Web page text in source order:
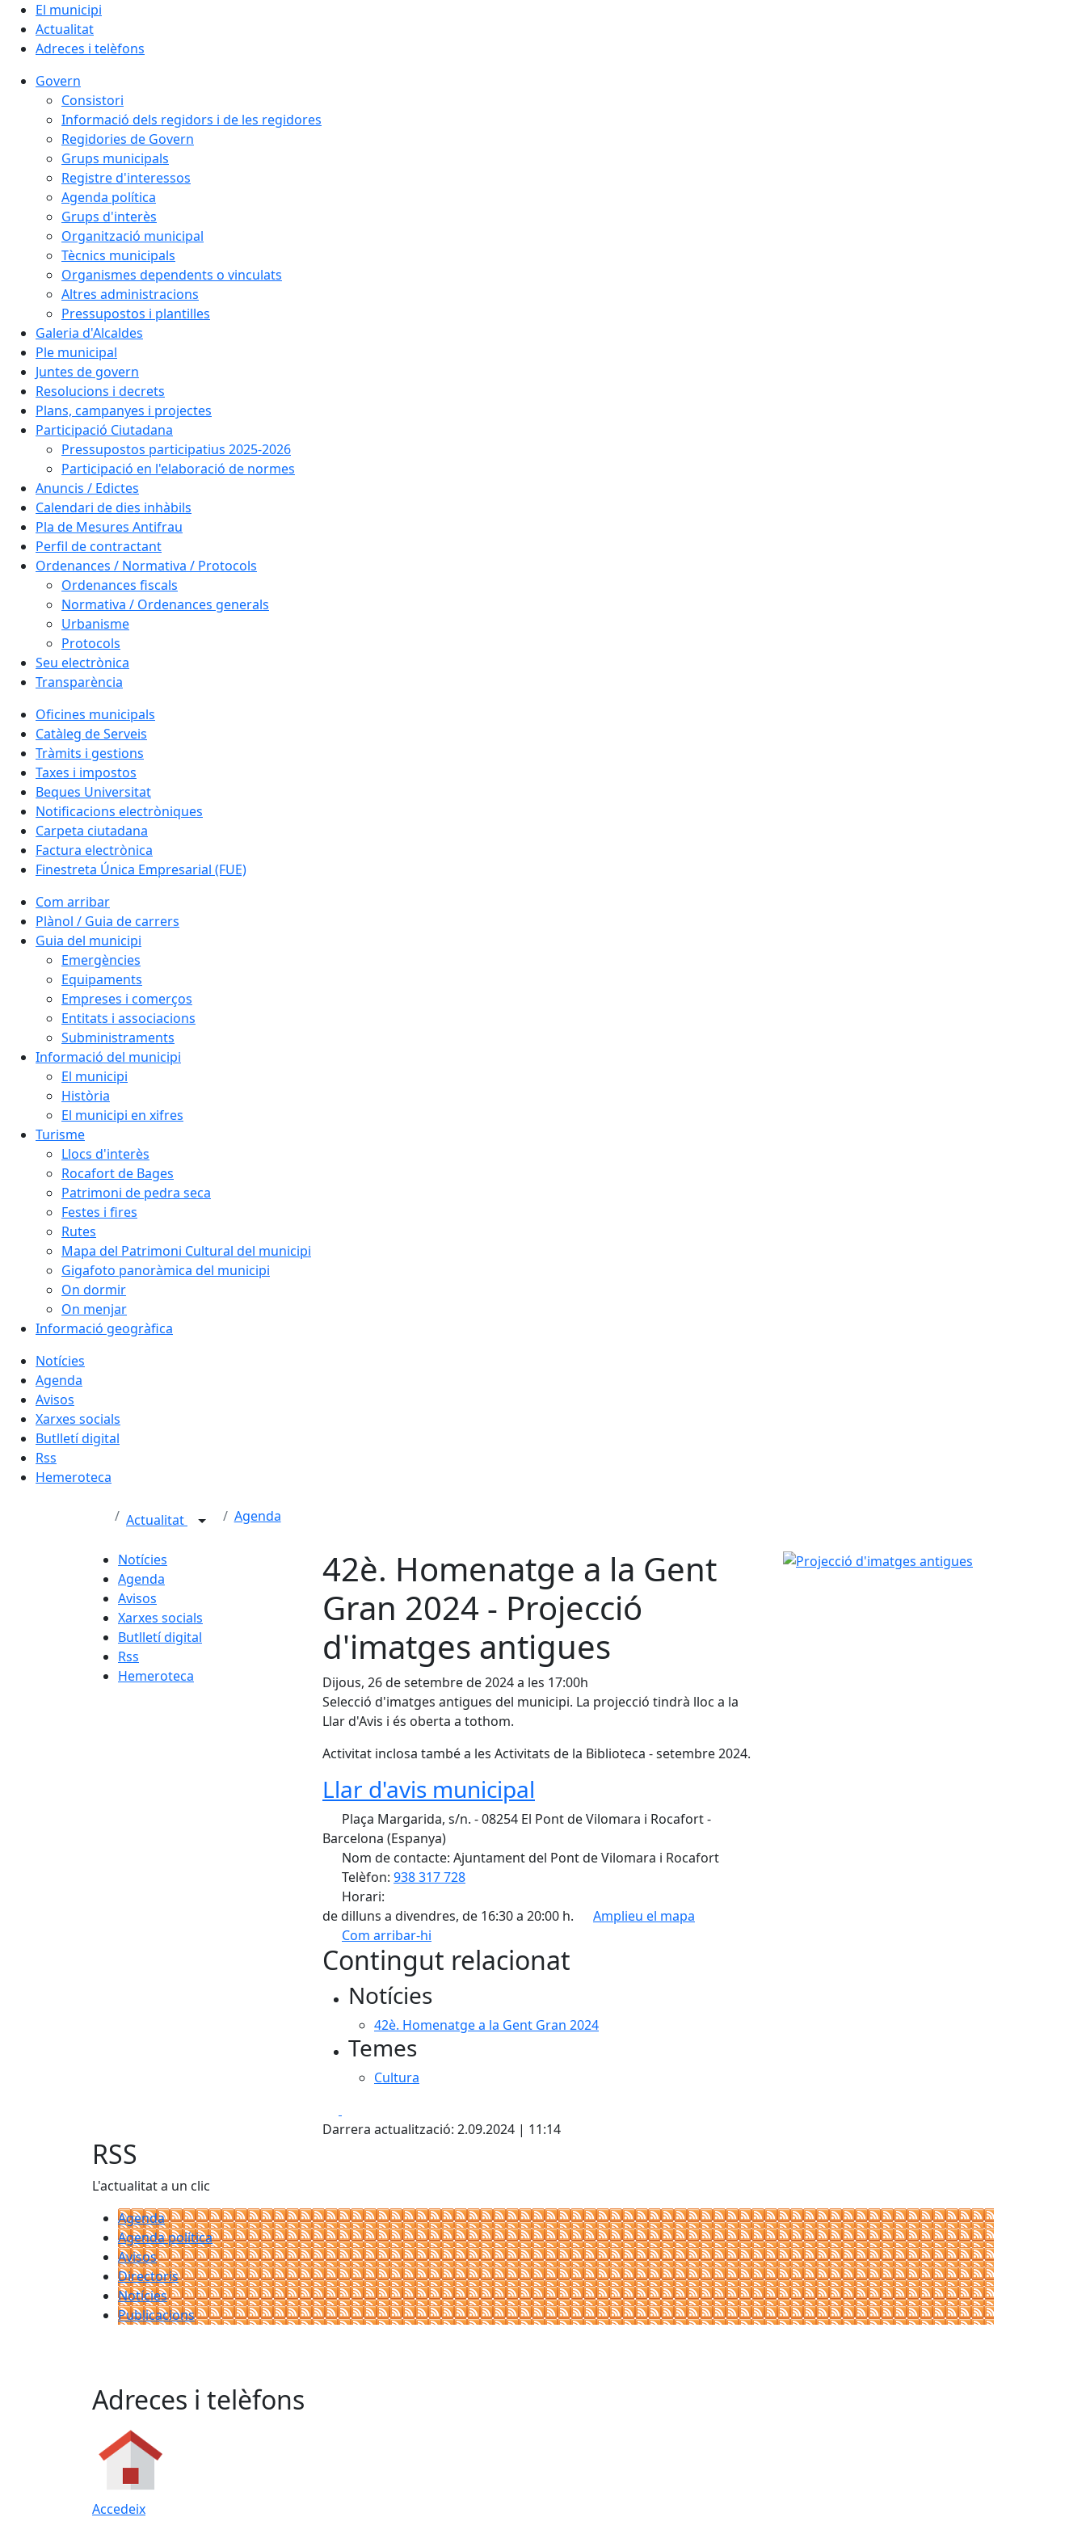
El municipi
Actualitat
Adreces i telèfons
Govern
Consistori
Informació dels regidors i de les regidores
Regidories de Govern
Grups municipals
Registre d'interessos
Agenda política
Grups d'interès
Organització municipal
Tècnics municipals
Organismes dependents o vinculats
Altres administracions
Pressupostos i plantilles
Galeria d'Alcaldes
Ple municipal
Juntes de govern
Resolucions i decrets
Plans, campanyes i projectes
Participació Ciutadana
Pressupostos participatius 2025-2026
Participació en l'elaboració de normes
Anuncis / Edictes
Calendari de dies inhàbils
Pla de Mesures Antifrau
Perfil de contractant
Ordenances / Normativa / Protocols
Ordenances fiscals
Normativa / Ordenances generals
Urbanisme
Protocols
Seu electrònica
Transparència
Oficines municipals
Catàleg de Serveis
Tràmits i gestions
Taxes i impostos
Beques Universitat
Notificacions electròniques
Carpeta ciutadana
Factura electrònica
Finestreta Única Empresarial (FUE)
Com arribar
Plànol / Guia de carrers
Guia del municipi
Emergències
Equipaments
Empreses i comerços
Entitats i associacions
Subministraments
Informació del municipi
El municipi
Història
El municipi en xifres
Turisme
Llocs d'interès
Rocafort de Bages
Patrimoni de pedra seca
Festes i fires
Rutes
Mapa del Patrimoni Cultural del municipi
Gigafoto panoràmica del municipi
On dormir
On menjar
Informació geogràfica
Notícies
Agenda
Avisos
Xarxes socials
Butlletí digital
Rss
Hemeroteca
Actualitat Agenda
Notícies
Agenda
Avisos
Xarxes socials
Butlletí digital
Rss
Hemeroteca
42è. Homenatge a la Gent
Gran 2024 - Projecció
d'imatges antigues
Dijous, 26 de setembre de 2024 a les 17:00h
Selecció d'imatges antigues del municipi. La projecció tindrà lloc a la
Llar d'Avis i és oberta a tothom.
Activitat inclosa també a les Activitats de la Biblioteca - setembre 2024.
Llar d'avis municipal
Plaça Margarida, s/n. - 08254 El Pont de Vilomara i Rocafort -
Barcelona (Espanya)
Nom de contacte: Ajuntament del Pont de Vilomara i Rocafort
Telèfon: 938 317 728
Horari:
de dilluns a divendres, de 16:30 a 20:00 h.
Amplieu el mapa
Com arribar-hi
+
Contingut relacionat
Notícies
42è. Homenatge a la Gent Gran 2024
Temes
Cultura
Darrera actualització: 2.09.2024 | 11:14
Projecció d'imatges antigues
RSS
L'actualitat a un clic
Agenda
Agenda política
Avisos
Directoris
Notícies
Publicacions
Adreces i telèfons
Accedeix